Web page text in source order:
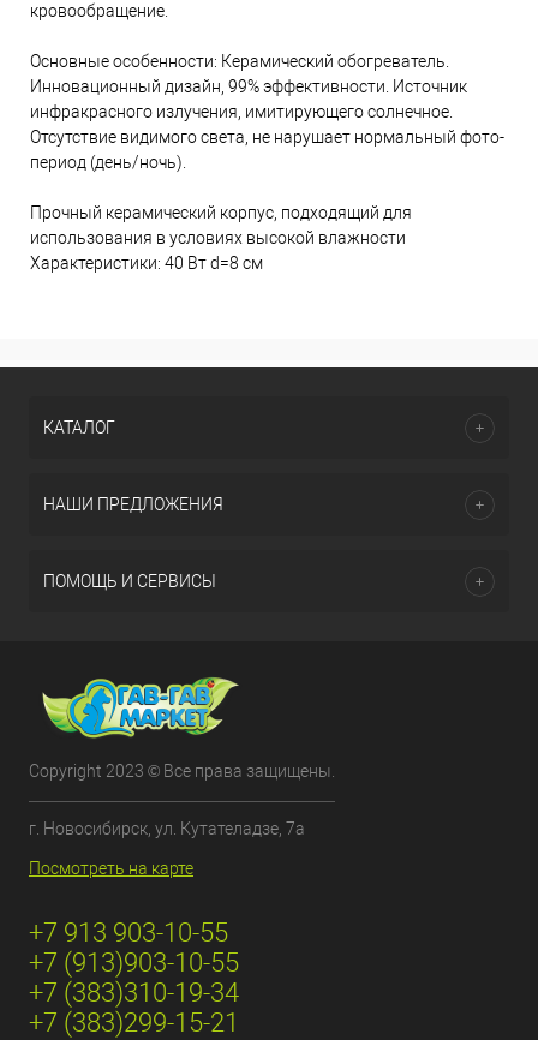
кровообращение.
Основные особенности: Керамический обогреватель.
Инновационный дизайн, 99% эффективности. Источник
инфракрасного излучения, имитирующего солнечное.
Отсутствие видимого света, не нарушает нормальный фото-
период (день/ночь).
Прочный керамический корпус, подходящий для
использования в условиях высокой влажности
Характеристики: 40 Вт d=8 см
КАТАЛОГ
НАШИ ПРЕДЛОЖЕНИЯ
ПОМОЩЬ И СЕРВИСЫ
Copyright 2023 © Все права защищены.
г. Новосибирск, ул. Кутателадзе, 7а
Посмотреть на карте
+7 913 903-10-55
+7 (913)903-10-55
+7 (383)310-19-34
+7 (383)299-15-21